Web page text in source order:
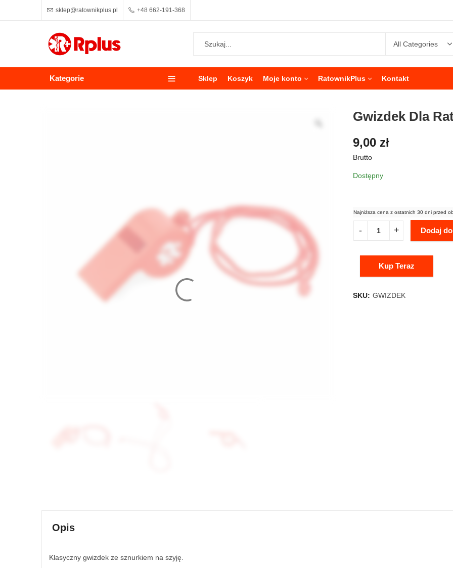
sklep@ratownikplus.pl +48 662-191-368
Kategorie Sklep Koszyk Moje konto RatownikPlus Kontakt
Gwizdek Dla
9,00 zł
Brutto
Dostępny
Najniższa cena z ostatnich 30 dni przed
Dodaj
Kup Teraz
SKU: GWIZDEK
Opis
Klasyczny gwizdek ze sznurkiem na szyję.